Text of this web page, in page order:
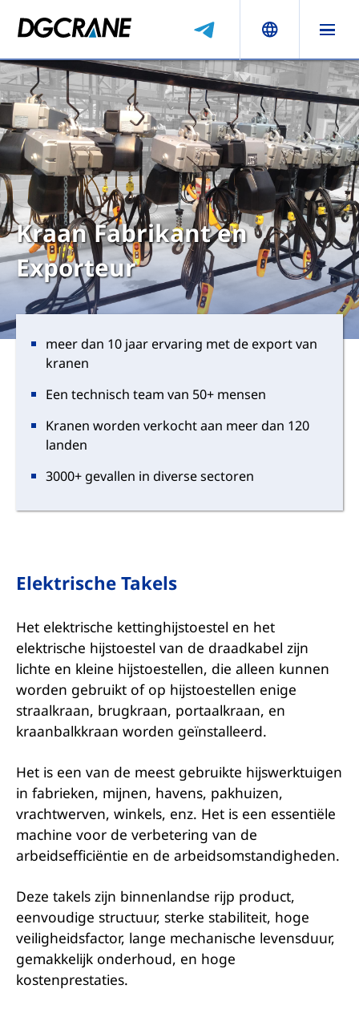
Kraan Fabrikant en
Exporteur
meer dan 10 jaar ervaring met de export van
kranen
Een technisch team van 50+ mensen
Kranen worden verkocht aan meer dan 120
landen
3000+ gevallen in diverse sectoren
Elektrische Takels
Het elektrische kettinghijstoestel en het
elektrische hijstoestel van de draadkabel zijn
lichte en kleine hijstoestellen, die alleen kunnen
worden gebruikt of op hijstoestellen enige
straalkraan, brugkraan, portaalkraan, en
kraanbalkkraan worden geïnstalleerd.
Het is een van de meest gebruikte hijswerktuigen
in fabrieken, mijnen, havens, pakhuizen,
vrachtwerven, winkels, enz. Het is een essentiële
machine voor de verbetering van de
arbeidsefficiëntie en de arbeidsomstandigheden.
Deze takels zijn binnenlandse rijp product,
eenvoudige structuur, sterke stabiliteit, hoge
veiligheidsfactor, lange mechanische levensduur,
gemakkelijk onderhoud, en hoge
kostenprestaties.